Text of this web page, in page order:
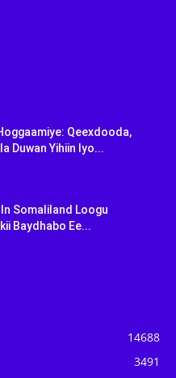
Qeexdooda,
Duwan Yihiin Iyo...
Somaliland Loogu
Baydhabo Ee...
14688
3491